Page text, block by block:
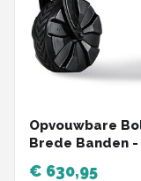
Opvouwbare
Brede Banden
€ 630,95